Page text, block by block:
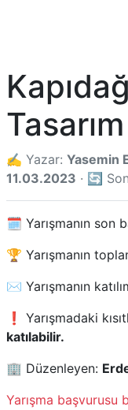
✍️ Yazar: Yasemin
11.03.2023 · 🔄
🗓️ Yarışmanın son
🏆 Yarışmanın
✉️ Yarışmanın
❗ Yarışmadaki
katılabilir.
🏢 Düzenleyen:
Yarışma başvurusu